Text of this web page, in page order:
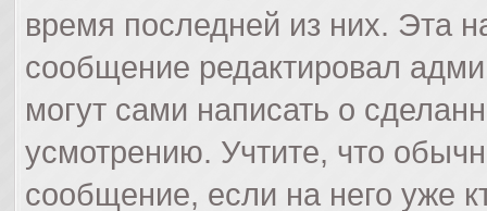
время последней из них. Эта
сообщение редактировал
могут сами написать о
усмотрению. Учтите, что
сообщение, если на него уже